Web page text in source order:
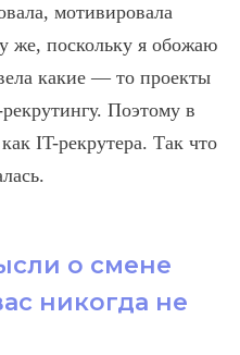
мотивировала
же, поскольку я обожаю
какие — то проекты
Поэтому в
IT-рекрутера. Так что
о смене
никогда не